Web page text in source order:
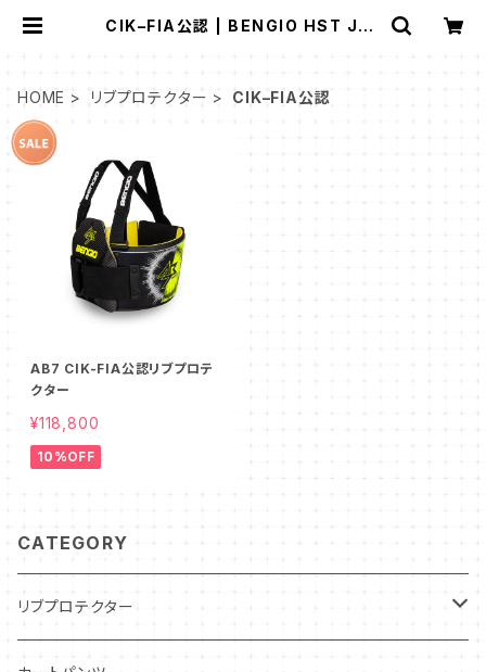
CIK–FIA公認 | BENGIO HST Jap
HOME リブプロテクター CIK–FIA公認
AB7 CIK-FIA公認リブプロテ
クター
¥118,800
10%OFF
CATEGORY
リブプロテクター